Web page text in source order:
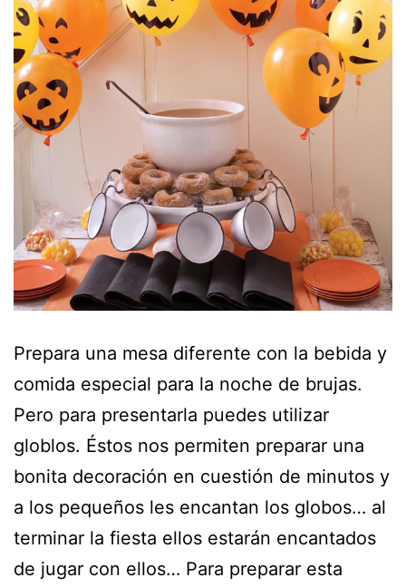
Prepara una mesa diferente con la bebida y
comida especial para la noche de brujas.
Pero para presentarla puedes utilizar
globlos. Éstos nos permiten preparar una
bonita decoración en cuestión de minutos y
a los pequeños les encantan los globos… al
terminar la fiesta ellos estarán encantados
de jugar con ellos… Para preparar esta